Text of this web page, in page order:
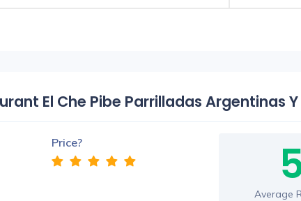
El Che Pibe Parrilladas Argentinas Y
Price?
Average